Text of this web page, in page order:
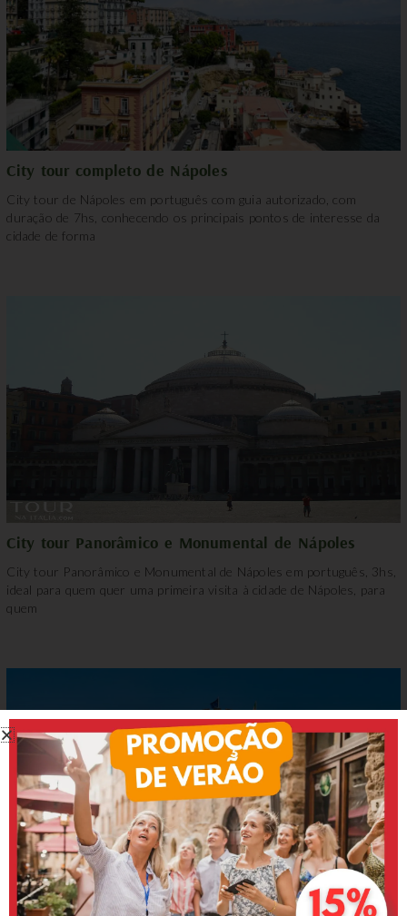
City tour completo de Nápoles
City tour de Nápoles em português com guia autorizado, com
duração de 7hs, conhecendo os principais pontos de interesse da
cidade de forma
City tour Panorâmico e Monumental de Nápoles
City tour Panorâmico e Monumental de Nápoles em português, 3hs,
ideal para quem quer uma primeira visita à cidade de Nápoles, para
quem